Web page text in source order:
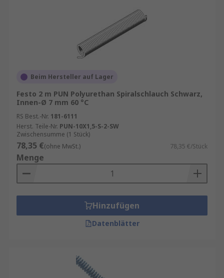
Beim Hersteller auf Lager
Festo 2 m PUN Polyurethan Spiralschlauch Schwarz,
Innen-Ø 7 mm 60 °C
RS Best.-Nr. 181-6111
Herst. Teile-Nr. PUN-10X1,5-S-2-SW
Zwischensumme (1 Stück)
78,35 €(ohne MwSt.) 78,35 €/Stück
Menge
Hinzufügen
Datenblätter